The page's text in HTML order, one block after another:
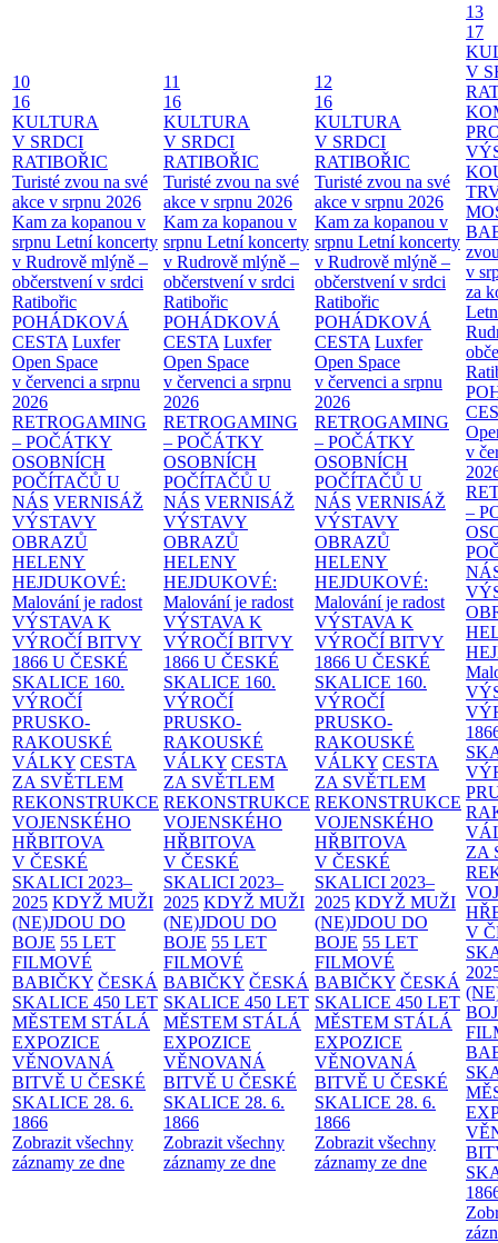
10
16
KULTURA
V SRDCI
RATIBOŘIC
Turisté zvou na své
akce v srpnu 2026
Kam za kopanou v
srpnu Letní koncerty
v Rudrově mlýně –
občerstvení v srdci
Ratibořic
POHÁDKOVÁ
CESTA Luxfer
Open Space
v červenci a srpnu
2026
RETROGAMING
– POČÁTKY
OSOBNÍCH
POČÍTAČŮ U
NÁS VERNISÁŽ
VÝSTAVY
OBRAZŮ
HELENY
HEJDUKOVÉ:
Malování je radost
VÝSTAVA K
VÝROČÍ BITVY
1866 U ČESKÉ
SKALICE 160.
VÝROČÍ
PRUSKO-
RAKOUSKÉ
VÁLKY CESTA
ZA SVĚTLEM
REKONSTRUKCE
VOJENSKÉHO
HŘBITOVA
V ČESKÉ
SKALICI 2023–
2025 KDYŽ MUŽI
(NE)JDOU DO
BOJE 55 LET
FILMOVÉ
BABIČKY ČESKÁ
SKALICE 450 LET
MĚSTEM STÁLÁ
EXPOZICE
VĚNOVANÁ
BITVĚ U ČESKÉ
SKALICE 28. 6.
1866
Zobrazit všechny
záznamy ze dne
11
16
KULTURA
V SRDCI
RATIBOŘIC
Turisté zvou na své
akce v srpnu 2026
Kam za kopanou v
srpnu Letní koncerty
v Rudrově mlýně –
občerstvení v srdci
Ratibořic
POHÁDKOVÁ
CESTA Luxfer
Open Space
v červenci a srpnu
2026
RETROGAMING
– POČÁTKY
OSOBNÍCH
POČÍTAČŮ U
NÁS VERNISÁŽ
VÝSTAVY
OBRAZŮ
HELENY
HEJDUKOVÉ:
Malování je radost
VÝSTAVA K
VÝROČÍ BITVY
1866 U ČESKÉ
SKALICE 160.
VÝROČÍ
PRUSKO-
RAKOUSKÉ
VÁLKY CESTA
ZA SVĚTLEM
REKONSTRUKCE
VOJENSKÉHO
HŘBITOVA
V ČESKÉ
SKALICI 2023–
2025 KDYŽ MUŽI
(NE)JDOU DO
BOJE 55 LET
FILMOVÉ
BABIČKY ČESKÁ
SKALICE 450 LET
MĚSTEM STÁLÁ
EXPOZICE
VĚNOVANÁ
BITVĚ U ČESKÉ
SKALICE 28. 6.
1866
Zobrazit všechny
záznamy ze dne
12
16
KULTURA
V SRDCI
RATIBOŘIC
Turisté zvou na své
akce v srpnu 2026
Kam za kopanou v
srpnu Letní koncerty
v Rudrově mlýně –
občerstvení v srdci
Ratibořic
POHÁDKOVÁ
CESTA Luxfer
Open Space
v červenci a srpnu
2026
RETROGAMING
– POČÁTKY
OSOBNÍCH
POČÍTAČŮ U
NÁS VERNISÁŽ
VÝSTAVY
OBRAZŮ
HELENY
HEJDUKOVÉ:
Malování je radost
VÝSTAVA K
VÝROČÍ BITVY
1866 U ČESKÉ
SKALICE 160.
VÝROČÍ
PRUSKO-
RAKOUSKÉ
VÁLKY CESTA
ZA SVĚTLEM
REKONSTRUKCE
VOJENSKÉHO
HŘBITOVA
V ČESKÉ
SKALICI 2023–
2025 KDYŽ MUŽI
(NE)JDOU DO
BOJE 55 LET
FILMOVÉ
BABIČKY ČESKÁ
SKALICE 450 LET
MĚSTEM STÁLÁ
EXPOZICE
VĚNOVANÁ
BITVĚ U ČESKÉ
SKALICE 28. 6.
1866
Zobrazit všechny
záznamy ze dne
13
17
V
v
za
v
–
ZA
V